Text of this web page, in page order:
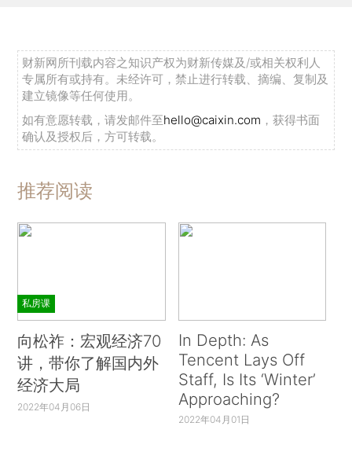
财新网所刊载内容之知识产权为财新传媒及/或相关权利人
专属所有或持有。未经许可，禁止进行转载、摘编、复制及
建立镜像等任何使用。
如有意愿转载，请发邮件至hello@caixin.com ，获得书面
确认及授权后，方可转载。
推荐阅读
私房课
向松祚：宏观经济70
讲，带你了解国内外
经济大局
2022年04月06日
In Depth: As
Tencent Lays Off
Staff, Is Its ‘Winter’
Approaching?
2022年04月01日